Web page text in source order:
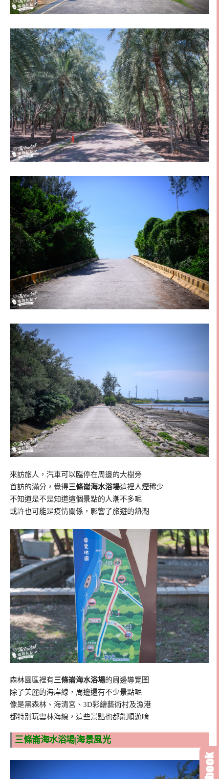
來訪旅人，汽車可以臨停在周邊的大樹旁
首訪的滿分，覺得三條崙海水浴場這裡人煙稀少
不知道是不是知道這個景點的人潮不多呢
或許也可能是疫情關係，影響了旅遊的熱潮
森林園區裡有三條崙海水浴場的周邊導覽圖
除了美麗的海岸線，周邊還有不少景點呢
像是黑森林、海清宮、3D彩繪藝術村及漁港
都特別玩雲林海線，這些景點也都能順遊唷
三條崙海水浴場|海景風光